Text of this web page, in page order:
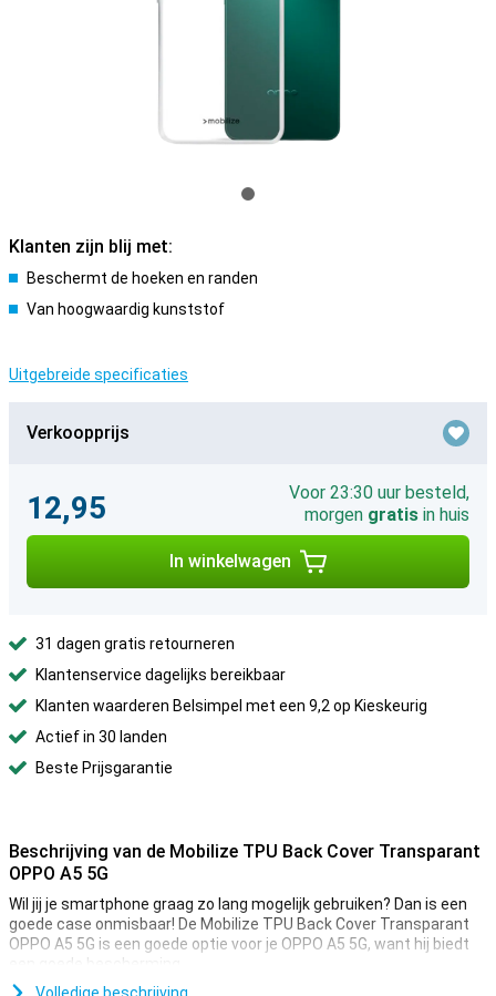
Klanten zijn blij met:
Beschermt de hoeken en randen
Van hoogwaardig kunststof
Uitgebreide specificaties
Verkoopprijs
12,95
Voor 23:30 uur besteld,
morgen gratis in huis
In winkelwagen
31 dagen gratis retourneren
Klantenservice dagelijks bereikbaar
Klanten waarderen Belsimpel met een 9,2 op Kieskeurig
Actief in 30 landen
Beste Prijsgarantie
Beschrijving van de Mobilize TPU Back Cover Transparant
OPPO A5 5G
Wil jij je smartphone graag zo lang mogelijk gebruiken? Dan is een
goede case onmisbaar! De Mobilize TPU Back Cover Transparant
OPPO A5 5G is een goede optie voor je OPPO A5 5G, want hij biedt
een goede bescherming.